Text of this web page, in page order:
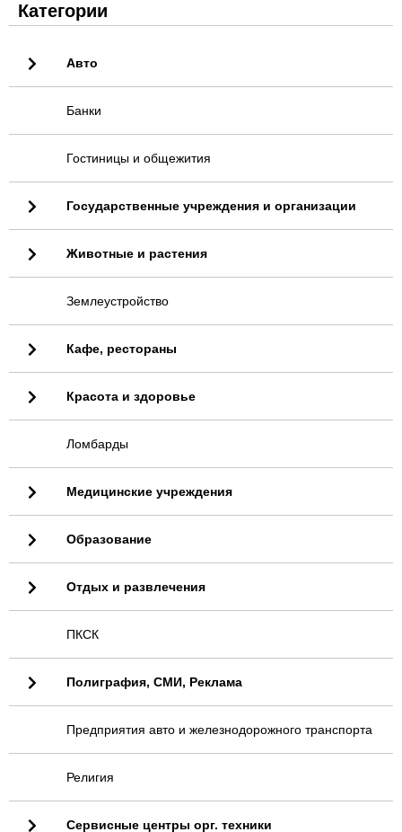
Категории
Авто
Банки
Гостиницы и общежития
Государственные учреждения и организации
Животные и растения
Землеустройство
Кафе, рестораны
Красота и здоровье
Ломбарды
Медицинские учреждения
Образование
Отдых и развлечения
ПКСК
Полиграфия, СМИ, Реклама
Предприятия авто и железнодорожного транспорта
Религия
Сервисные центры орг. техники